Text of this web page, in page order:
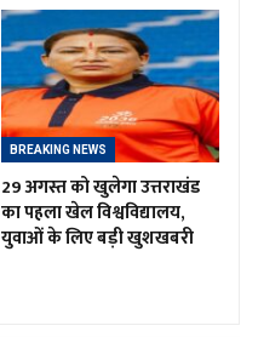
BREAKING NEWS
29 अगस्त को खुलेगा उत्तराखंड
का पहला खेल विश्वविद्यालय,
युवाओं के लिए बड़ी खुशखबरी